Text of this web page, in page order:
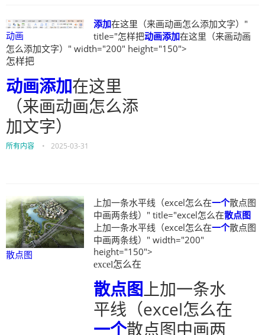
动画
添加在这里（来画动画怎么添加文字）"
title="怎样把动画添加在这里（来画动画
怎么添加文字）" width="200" height="150">
怎样把
动画添加在这里
（来画动画怎么添
加文字）
所有内容 • 2025-03-31
散点图
上加一条水平线（excel怎么在一个散点图
中画两条线）" title="excel怎么在散点图
上加一条水平线（excel怎么在一个散点图
中画两条线）" width="200"
height="150">
excel怎么在
散点图上加一条水
平线（excel怎么在
一个散点图中画两